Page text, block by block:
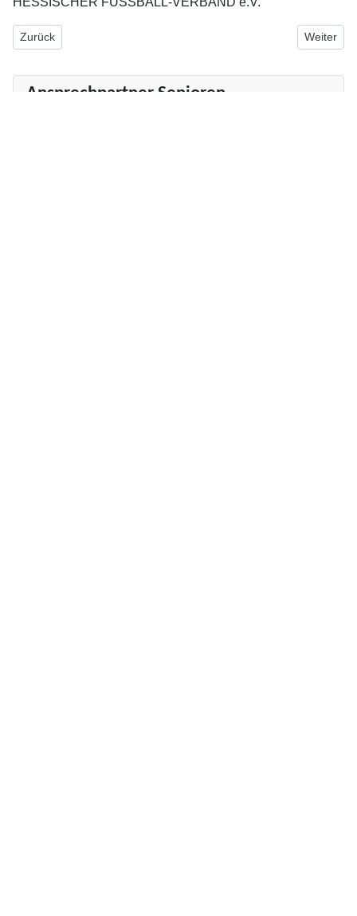
Vorheriger Beitrag: Einführung einer Kreisliga D ab der Saison
Zurück Nächster
Weiter
Ansprechpartner Senioren